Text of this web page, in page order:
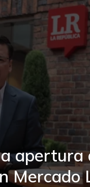
apertura
Mercado